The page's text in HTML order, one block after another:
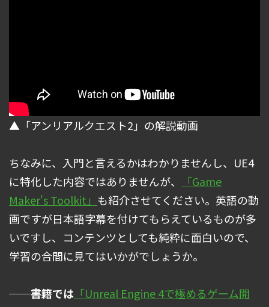
▲「アンリアルクエスト2」の解説動画
ちなみに、入門と言えるかはわかりませんし、UE4
に特化した内容ではありませんが、
「Game
Maker's Toolkit」 も紹介させてください。英語の動
画ですが日本語字幕を付けてもらえているものが多
いですし、コンテンツとしても純粋に面白いので、
学習の合間に見てはいかがでしょうか。
──書籍では 「Unreal Engine 4で極めるゲーム開